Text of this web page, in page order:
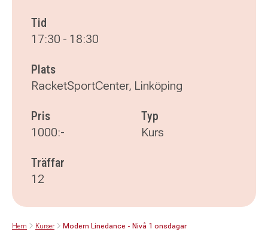
Tid
17:30 - 18:30
Plats
RacketSportCenter, Linköping
Pris
1000:-
Typ
Kurs
Träffar
12
Hem Kurser Modern Linedance - Nivå 1 onsdagar